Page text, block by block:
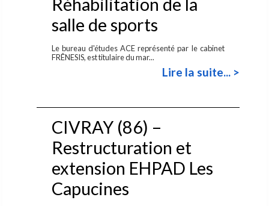
salle de sports
Le bureau d'études ACE représenté par le cabinet
FRÊNESIS, est titulaire du mar...
Lire la suite... >
CIVRAY (86) –
Restructuration et
extension EHPAD Les
Capucines